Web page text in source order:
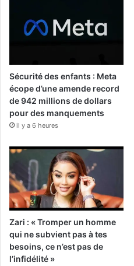
Sécurité des enfants : Meta
écope d’une amende record
de 942 millions de dollars
pour des manquements
il y a 6 heures
Zari : « Tromper un homme
qui ne subvient pas à tes
besoins, ce n’est pas de
l’infidélité »